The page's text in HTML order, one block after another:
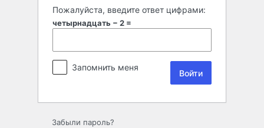
Пожалуйста, введите ответ цифрами:
четырнадцать − 2 =
Запомнить меня
Забыли пароль?